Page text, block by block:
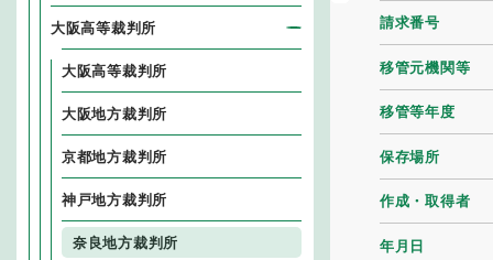
請求番号
移管元機関等
移管等年度
保存場所
作成・取得者
年月日
大阪高等裁判所
大阪高等裁判所
大阪地方裁判所
京都地方裁判所
神戸地方裁判所
奈良地方裁判所